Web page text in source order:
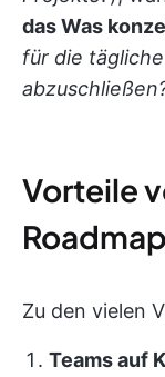
das Was
für die
Vorteile
Zu den vielen
Teams auf